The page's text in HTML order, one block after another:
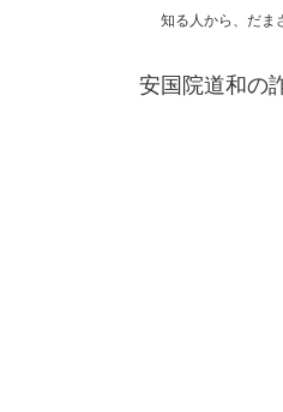
知る人から、だま
安国院道和の